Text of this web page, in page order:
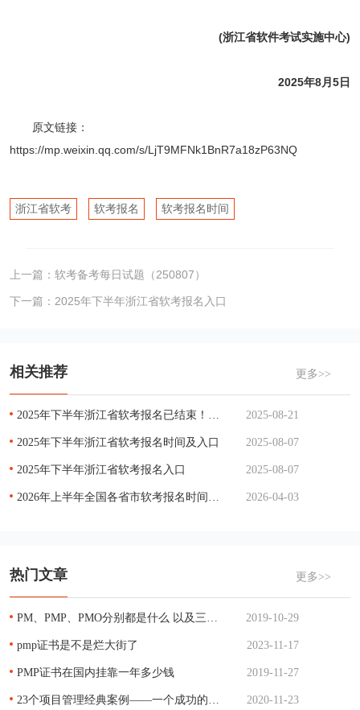
(浙江省软件考试实施中心)
2025年8月5日
原文链接：
https://mp.weixin.qq.com/s/LjT9MFNk1BnR7a18zP63NQ
浙江省软考 软考报名 软考报名时间
上一篇： 软考备考每日试题（250807）
下一篇： 2025年下半年浙江省软考报名入口
相关推荐 更多>>
2025-08-21
2025年下半年浙江省软考报名时间及入口 2025-08-07
2025年下半年浙江省软考报名入口 2025-08-07
2026-04-03
热门文章 更多>>
2019-10-29
pmp证书是不是烂大街了 2023-11-17
PMP证书在国内挂靠一年多少钱 2019-11-27
2020-11-23